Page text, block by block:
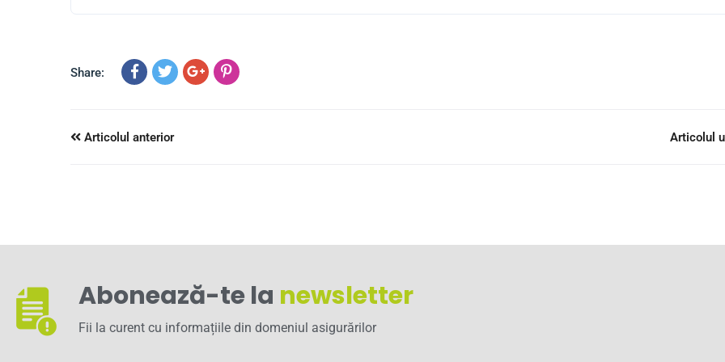
Share:
Articolul anterior Articolul
Abonează-te la newsletter
Fii la curent cu informațiile din domeniul asigurărilor